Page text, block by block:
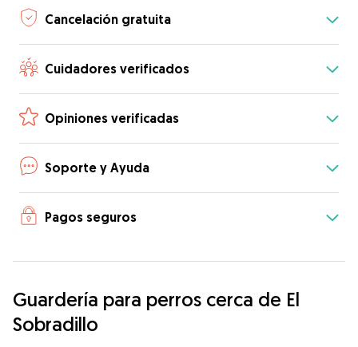
Cancelación gratuita
Cuidadores verificados
Opiniones verificadas
Soporte y Ayuda
Pagos seguros
Guardería para perros cerca de El
Sobradillo